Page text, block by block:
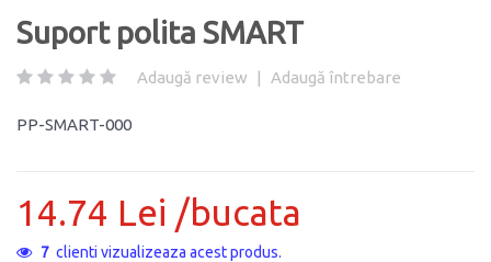
Suport polita SMART
Adaugă review | Adaugă întrebare
PP-SMART-000
14.74 Lei /bucata
7 clienti vizualizeaza acest produs.